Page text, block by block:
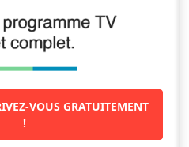
VOUS GRATUITEMENT
!